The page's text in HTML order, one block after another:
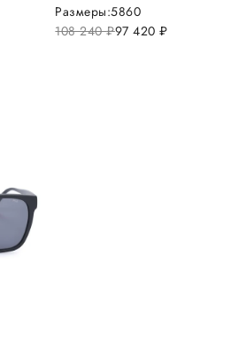
108 240руб.97 420руб.
Размеры:5860